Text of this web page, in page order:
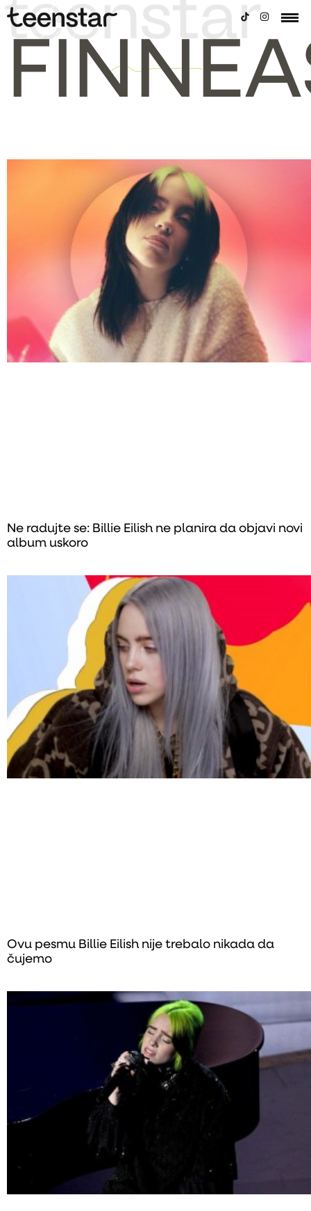
Ne radujte se: Billie Eilish ne planira da objavi novi
album uskoro
Ovu pesmu Billie Eilish nije trebalo nikada da
čujemo